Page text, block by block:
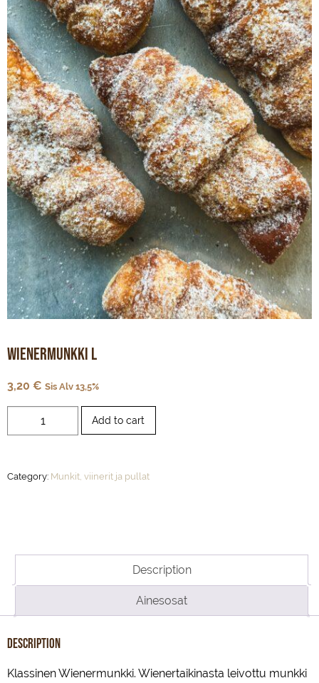
Wienermunkki L
3,20 € Sis Alv 13,5%
Add to cart
Category: Munkit, viinerit ja pullat
Description
Ainesosat
Description
Klassinen Wienermunkki. Wienertaikinasta leivottu munkki